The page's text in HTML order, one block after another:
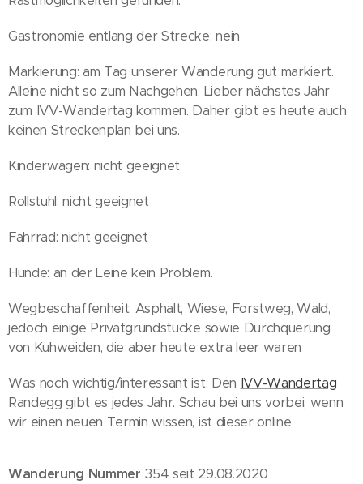
Gastronomie entlang der Strecke: nein
Markierung: am Tag unserer Wanderung gut markiert.
Alleine nicht so zum Nachgehen. Lieber nächstes Jahr
zum IVV-Wandertag kommen. Daher gibt es heute auch
keinen Streckenplan bei uns.
Kinderwagen: nicht geeignet
Rollstuhl: nicht geeignet
Fahrrad: nicht geeignet
Hunde: an der Leine kein Problem.
Wegbeschaffenheit: Asphalt, Wiese, Forstweg, Wald,
jedoch einige Privatgrundstücke sowie Durchquerung
von Kuhweiden, die aber heute extra leer waren
Was noch wichtig/interessant ist: Den IVV-Wandertag
Randegg gibt es jedes Jahr. Schau bei uns vorbei, wenn
wir einen neuen Termin wissen, ist dieser online
Wanderung Nummer 354 seit 29.08.2020